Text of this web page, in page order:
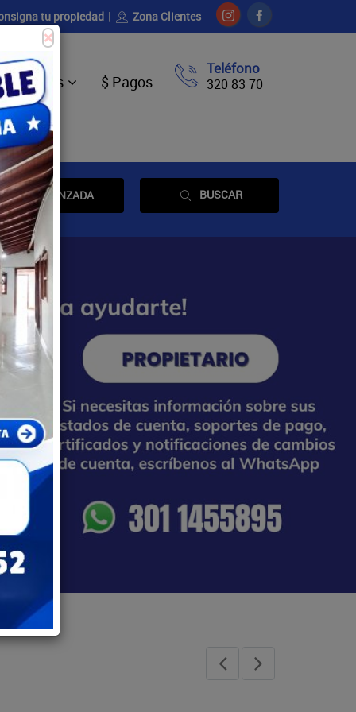
tu propiedad Zona Clientes
Teléfono
320 83 70
Ventas $ Pagos
AVANZADA BUSCAR
×